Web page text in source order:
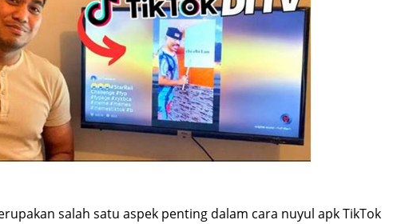
salah satu aspek penting dalam cara nuyul apk TikTok